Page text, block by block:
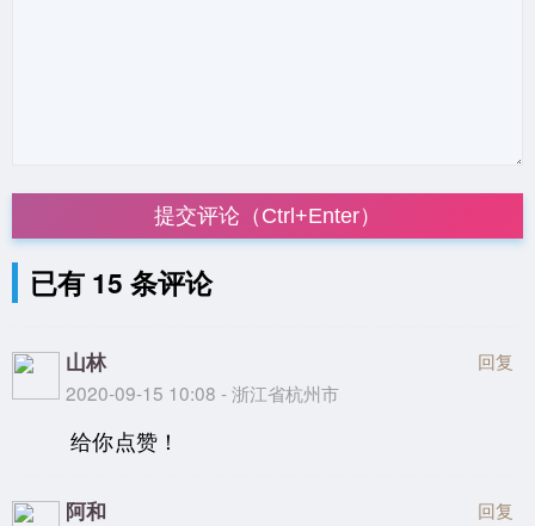
提交评论（Ctrl+Enter）
已有 15 条评论
山林
2020-09-15 10:08 - 浙江省杭州市
回复
给你点赞！
阿和 回复